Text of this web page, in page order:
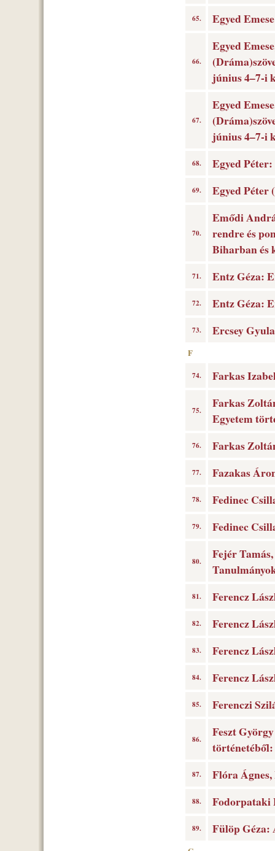
65. Egyed
66.
Egyed
június 4–7-i
67.
Egyed
június 4–7-i
68. Egyed
69. Egyed Péter
70.
Emődi
rendre és
Biharban és
71. Entz Géza:
72. Entz Géza:
73. Ercsey
F
74. Farkas
75.
Farkas
Egyetem
76. Farkas
77. Fazakas
78. Fedinec
79. Fedinec
80.
Fejér
81. Ferencz
82. Ferencz
83. Ferencz
84. Ferencz
85. Ferenczi
86.
Feszt
87. Flóra Ágnes,
88. Fodorpataki
89. Fülöp Géza: